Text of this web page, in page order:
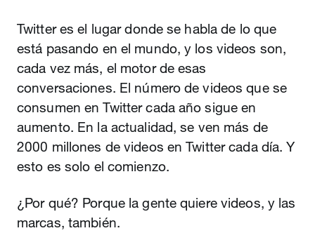
Twitter es el lugar donde se habla de lo que
está pasando en el mundo, y los videos son,
cada vez más, el motor de esas
conversaciones. El número de videos que se
consumen en Twitter cada año sigue en
aumento. En la actualidad, se ven más de
2000 millones de videos en Twitter cada día. Y
esto es solo el comienzo.
¿Por qué? Porque la gente quiere videos, y las
marcas, también.